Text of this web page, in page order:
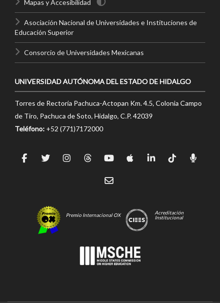
Mapas y Accesibilidad
Asociación Nacional de Universidades e Instituciones de
Educación Superior
Consorcio de Universidades Mexicanas
UNIVERSIDAD AUTÓNOMA DEL ESTADO DE HIDALGO
Torres de Rectoría Pachuca-Actopan Km. 4.5, Colonia Campo
de Tiro, Pachuca de Soto, Hidalgo, C.P. 42039
Teléfono: +52 (771)7172000
Premio Internacional OX
Acreditación
Institucional